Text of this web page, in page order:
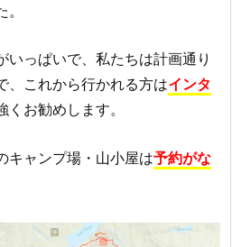
いっぱいで、私たちは計画通り
、これから行かれる方はインタ
くお勧めします。
キャンプ場・山小屋は予約がな